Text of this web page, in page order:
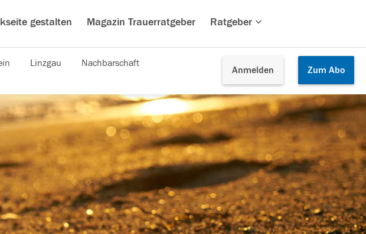
gestalten Magazin Trauerratgeber Ratgeber
Anmelden Zum Abo
Linzgau Nachbarschaft